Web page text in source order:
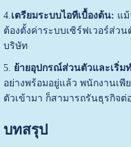
4.เตรียมระบบไอทีเบื้องต้น: แ
ต้องตั้งค่าระบบเซิร์ฟเวอร์ส่ว
บริษัท
5. ย้ายอุปกรณ์ส่วนตัวและเริ่ม
อย่างพร้อมอยู่แล้ว พนักงานเพี
ตัวเข้ามา ก็สามารถรันธุรกิจ
บทสรุป